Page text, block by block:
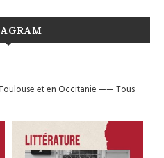
et en Occitanie——Tous